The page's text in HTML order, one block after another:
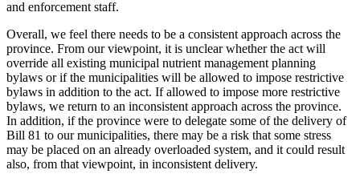
and enforcement staff.
Overall, we feel there needs to be a consistent approach across the
province. From our viewpoint, it is unclear whether the act will
override all existing municipal nutrient management planning
bylaws or if the municipalities will be allowed to impose restrictive
bylaws in addition to the act. If allowed to impose more restrictive
bylaws, we return to an inconsistent approach across the province.
In addition, if the province were to delegate some of the delivery of
Bill 81 to our municipalities, there may be a risk that some stress
may be placed on an already overloaded system, and it could result
also, from that viewpoint, in inconsistent delivery.